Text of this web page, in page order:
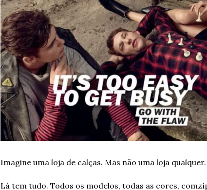
Imagine uma loja de calças. Mas não uma loja
Lá tem tudo. Todos os modelos, todas as cores, com